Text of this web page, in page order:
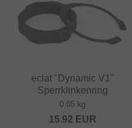
eclat "Dynamic V1"
Sperrklinkenring
0.05 kg
15.92 EUR